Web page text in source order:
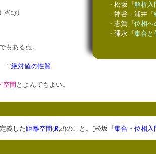
d(z,y)
もある点。
絶対値の性質
空間 とよんでもよい。
・松坂『解析入
・神谷・浦井『
・志賀『位相へ
・彌永『集合と
義した距離空間(Rd)のこと。[松坂『集合・位相入